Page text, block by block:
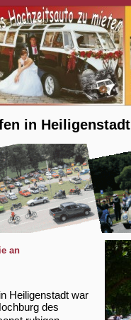
in Heiligenstadt
an
Heiligenstadt war
des